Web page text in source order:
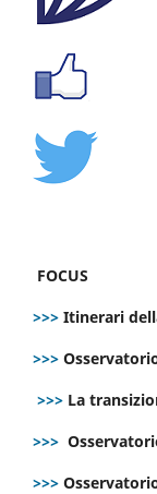
FOCUS
>>> Itinerari
>>>
>>> La
>>>
>>>